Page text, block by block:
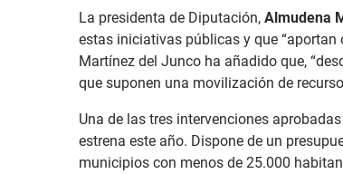
La presidenta de Diputación, Almudena
estas iniciativas públicas y que
Martínez del Junco ha añadido que,
que suponen una movilización de
Una de las tres intervenciones
estrena este año. Dispone de un
municipios con menos de 25.000